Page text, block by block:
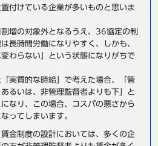
サステナビリティ 企業情報
い合わせ
付けている企業が多いものと思いま
増の対象外となるうえ、36協定の制
長時間労働になりやすく、しかも、
わらない」という状態になりがちで
実質的な時給」で考えた場合、「管
るいは、非管理監督者よりも下」と
なり、この場合、コスパの悪さから
ってしまいます。
金制度の設計においては、多くの企